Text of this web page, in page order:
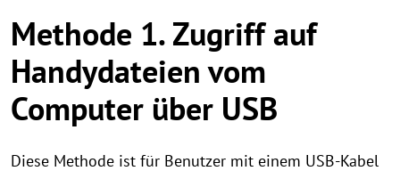
Methode 1. Zugriff auf
Handydateien vom
Computer über USB
Diese Methode ist für Benutzer mit einem USB-Kabel